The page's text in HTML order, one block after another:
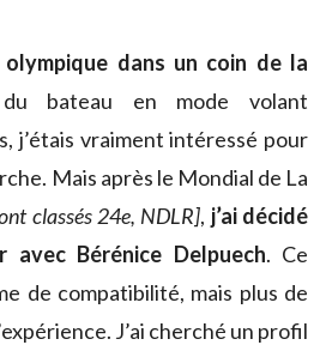
dans un coin de la
bateau en mode volant
j’étais vraiment intéressé pour
Mais après le Mondial de La
classés 24e, NDLR], j’ai décidé
avec Bérénice Delpuech. Ce
de compatibilité, mais plus de
J’ai cherché un profil